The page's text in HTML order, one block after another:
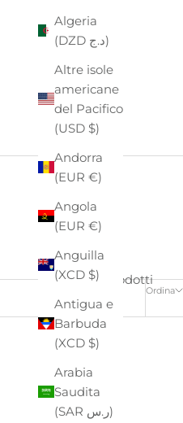
Algeria
(DZD د.ج)
Altre isole
americane
del Pacifico
(USD $)
Andorra
(EUR €)
Angola
(EUR €)
Anguilla
(XCD $)
Antigua e
Barbuda
(XCD $)
Arabia
Saudita
(SAR ر.س)
Ordina
4 prodotti